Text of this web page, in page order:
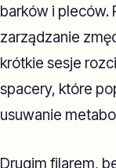
barków i pleców.
zarządzanie
krótkie sesje
spacery, które
usuwanie
Drugim filarem,